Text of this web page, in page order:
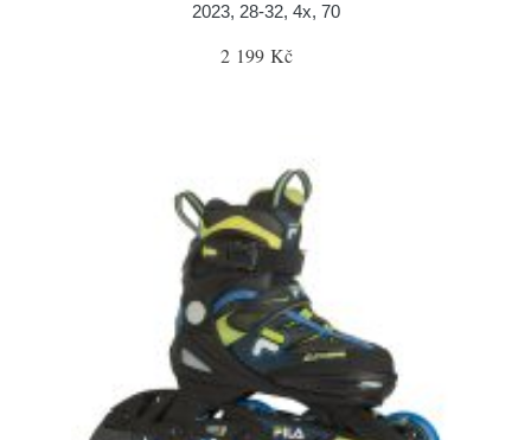
2023, 28-32, 4x, 70
2 199 Kč